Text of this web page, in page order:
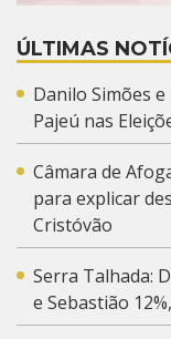
ÚLTIMAS
Danilo Simões
Pajeú nas
Câmara de
para explicar
Cristóvão
Serra Talhada:
e Sebastião